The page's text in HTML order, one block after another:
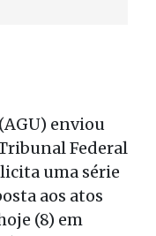
enviou
Federal
uma série
aos atos
(8) em